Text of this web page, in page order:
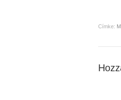
Címke: